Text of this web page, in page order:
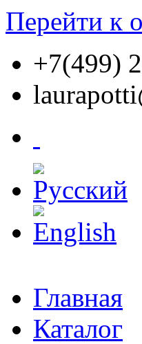
Перейти к
+7(499)
Главная
Каталог